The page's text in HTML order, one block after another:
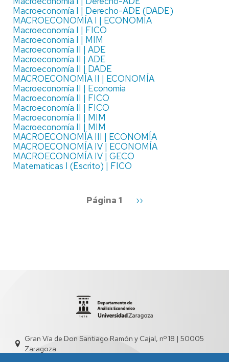
Macroeconomía I | Derecho-ADE (DADE)
MACROECONOMÍA I | ECONOMÍA
Macroeconomía I | FICO
Macroeconomia I | MIM
Macroeconomía II | ADE
Macroeconomía II | ADE
Macroeconomía II | DADE
MACROECONOMÍA II | ECONOMÍA
Macroeconomía II | Economía
Macroeconomía II | FICO
Macroeconomía II | FICO
Macroeconomía II | MIM
Macroeconomía II | MIM
MACROECONOMÍA III | ECONOMÍA
MACROECONOMÍA IV | ECONOMÍA
MACROECONOMÍA IV | GECO
Matematicas I (Escrito) | FICO
Página 1
Siguiente
››
Gran Vía de Don Santiago Ramón y Cajal, nº 18 | 50005
Zaragoza